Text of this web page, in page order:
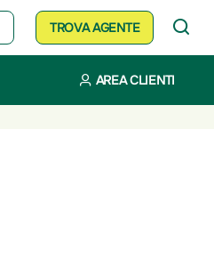
TROVA AGENTE
AREA CLIENTI